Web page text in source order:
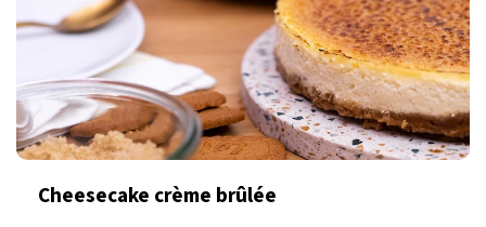
Cheesecake crème brûlée